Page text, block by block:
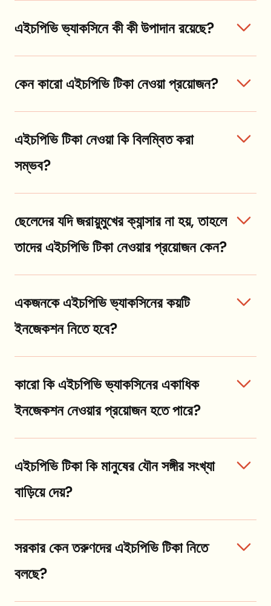
এইচপিভি ভ্যাকসিনে কী কী উপাদান রয়েছে?
কেন কারো এইচপিভি টিকা নেওয়া প্রয়োজন?
এইচপিভি টিকা নেওয়া কি বিলম্বিত করা
সম্ভব?
ছেলেদের যদি জরায়ুমুখের ক্যান্সার না হয়, তাহলে
তাদের এইচপিভি টিকা নেওয়ার প্রয়োজন কেন?
একজনকে এইচপিভি ভ্যাকসিনের কয়টি
ইনজেকশন নিতে হবে?
কারো কি এইচপিভি ভ্যাকসিনের একাধিক
ইনজেকশন নেওয়ার প্রয়োজন হতে পারে?
এইচপিভি টিকা কি মানুষের যৌন সঙ্গীর সংখ্যা
বাড়িয়ে দেয়?
সরকার কেন তরুণদের এইচপিভি টিকা নিতে
বলছে?